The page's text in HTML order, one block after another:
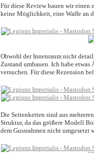
Für diese Review bauen wir einen
keine Möglichkeit, eine Waffe an
Obwohl der Innenraum nicht
Zustand umbauen. Ich habe etwas
versuchen. Für diese Rezension
Die Seitenketten sind aus
Struktur, da das größere Modell
dem Gussrahmen nicht umgesetzt